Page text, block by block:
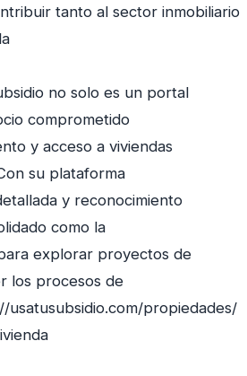
tanto al sector inmobiliario
no solo es un portal
comprometido
y acceso a viviendas
su plataforma
y reconocimiento
como la
explorar proyectos de
los procesos de
usatusubsidio.com/propiedades/